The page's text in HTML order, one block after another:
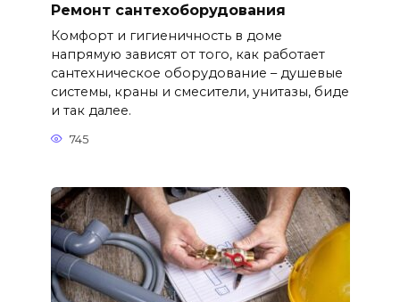
Ремонт сантехоборудования
Комфорт и гигиеничность в доме
напрямую зависят от того, как работает
сантехническое оборудование – душевые
системы, краны и смесители, унитазы, биде
и так далее.
745